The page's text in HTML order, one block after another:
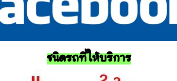
ชนิดรถที่ให้บริการ